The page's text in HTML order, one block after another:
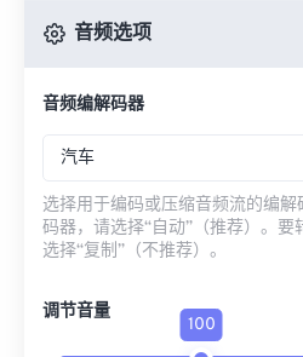
音频选项
音频编解码器
汽车
选择用于编码或压缩音频流的编
码器，请选择“自动”（推荐）。
选择“复制”（不推荐）。
调节音量
100